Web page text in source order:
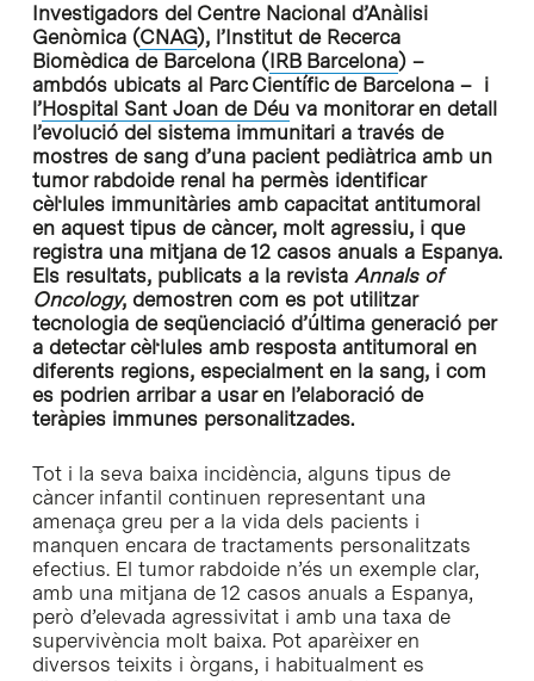
Investigadors del Centre Nacional d’Anàlisi
Genòmica (CNAG), l’Institut de Recerca
Biomèdica de Barcelona (IRB Barcelona) –
ambdós ubicats al Parc Científic de Barcelona – i
l’Hospital Sant Joan de Déu va monitorar en detall
l’evolució del sistema immunitari a través de
mostres de sang d’una pacient pediàtrica amb un
tumor rabdoide renal ha permès identificar
cèl·lules immunitàries amb capacitat antitumoral
en aquest tipus de càncer, molt agressiu, i que
registra una mitjana de 12 casos anuals a Espanya.
Els resultats, publicats a la revista Annals of
Oncology, demostren com es pot utilitzar
tecnologia de seqüenciació d’última generació per
a detectar cèl·lules amb resposta antitumoral en
diferents regions, especialment en la sang, i com
es podrien arribar a usar en l’elaboració de
teràpies immunes personalitzades.
Tot i la seva baixa incidència, alguns tipus de
càncer infantil continuen representant una
amenaça greu per a la vida dels pacients i
manquen encara de tractaments personalitzats
efectius. El tumor rabdoide n’és un exemple clar,
amb una mitjana de 12 casos anuals a Espanya,
però d’elevada agressivitat i amb una taxa de
supervivència molt baixa. Pot aparèixer en
diversos teixits i òrgans, i habitualment es